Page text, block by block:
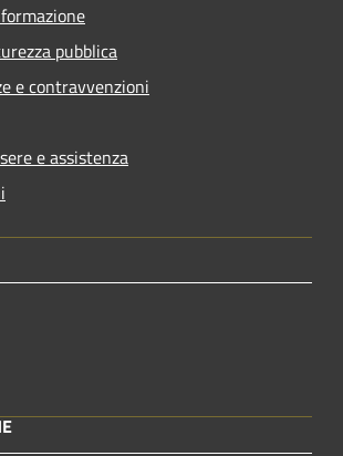
pubblica
e contravvenzioni
e assistenza